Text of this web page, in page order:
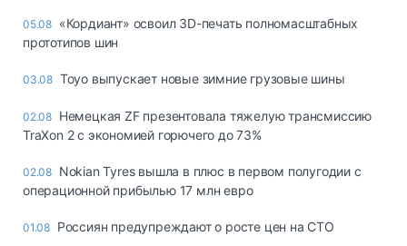
05.08 «Кордиант» освоил 3D-печать полномасштабных
прототипов шин
03.08 Toyo выпускает новые зимние грузовые шины
02.08 Немецкая ZF презентовала тяжелую трансмиссию
TraXon 2 с экономией горючего до 73%
02.08 Nokian Tyres вышла в плюс в первом полугодии с
операционной прибылью 17 млн евро
01.08 Россиян предупреждают о росте цен на СТО